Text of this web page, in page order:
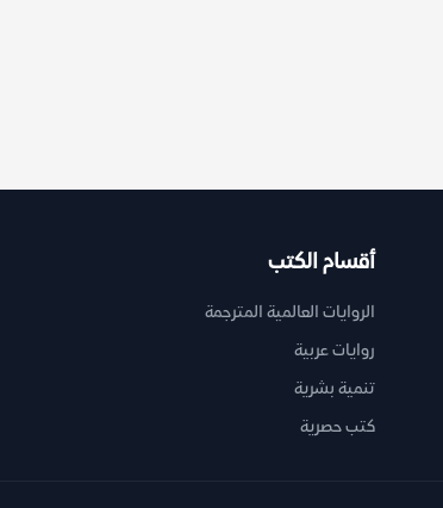
أقسام الكتب
الروايات العالمية المترجمة
روايات عربية
تنمية بشرية
كتب حصرية